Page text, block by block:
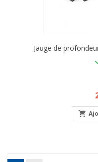
Jauge de
